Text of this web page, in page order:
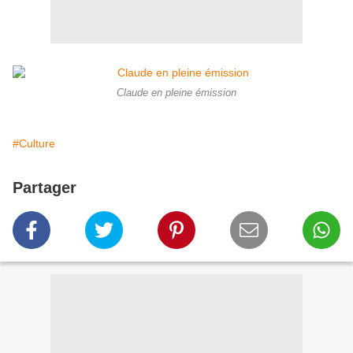
Claude en pleine émission
#Culture
Partager